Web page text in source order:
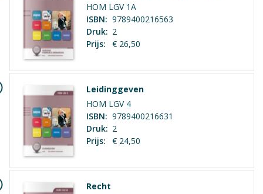
Mbo 4
Context
Mbo: Ondernemer horeca bakkerij
Vak
Praktijkvak
Opleiding / Kwalificatiedossier
Examen / Kwalificatie / Uitstroom
HOM LGV 1A
ISBN: 9789400216563
Druk: 2
Prijs:
€ 26,50
Leidinggeven
HOM LGV 4
ISBN: 9789400216631
Druk: 2
Prijs:
€ 24,50
Recht